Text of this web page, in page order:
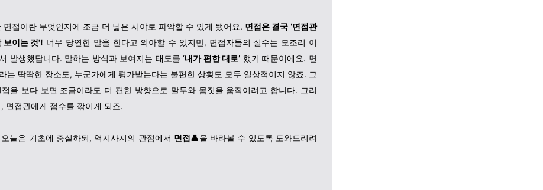
면접이란 무엇인지에 조금 더 넓은 시야로 파악할 수 있게 됐어요. 면접은 결국 '면접관
보이는 것'! 너무 당연한 말을 한다고 의아할 수 있지만, 면접자들의 실수는 모조리 이
발생했답니다. 말하는 방식과 보여지는 태도를 ‘내가 편한 대로’ 했기 때문이에요. 면
는 딱딱한 장소도, 누군가에게 평가받는다는 불편한 상황도 모두 일상적이지 않죠. 그
을 보다 보면 조금이라도 더 편한 방향으로 말투와 몸짓을 움직이려고 합니다. 그리
면접관에게 점수를 깎이게 되죠.
오늘은 기초에 충실하되, 역지사지의 관점에서 면접👤을 바라볼 수 있도록 도와드리려